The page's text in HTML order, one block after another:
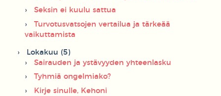
Seksin ei kuulu sattua
Turvotusvatsojen vertailua ja tärkeää
vaikuttamista
Lokakuu (5)
Sairauden ja ystävyyden yhteenlasku
Tyhmiä ongelmiako?
Kirje sinulle, Kehoni